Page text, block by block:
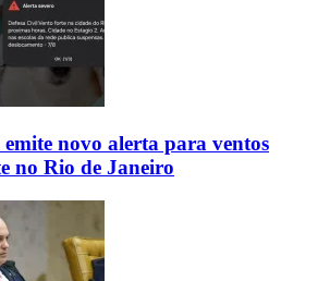
emite novo alerta para ventos
no Rio de Janeiro